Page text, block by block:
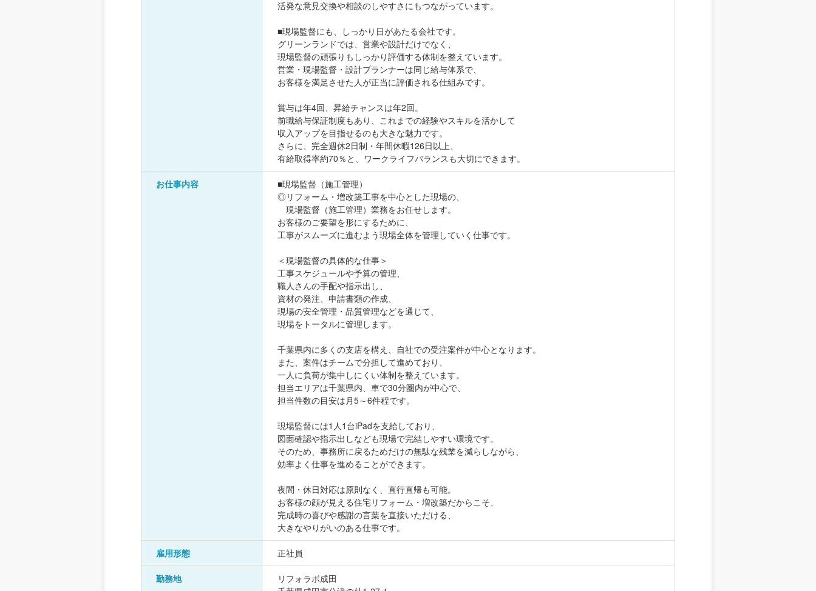
活発な意見交換や相談のしやすさにもつながっています。
■現場監督にも、しっかり日があたる会社です。
グリーンランドでは、営業や設計だけでなく、
現場監督の頑張りもしっかり評価する体制を整えています。
営業・現場監督・設計プランナーは同じ給与体系で、
お客様を満足させた人が正当に評価される仕組みです。
賞与は年4回、昇給チャンスは年2回。
前職給与保証制度もあり、これまでの経験やスキルを活かして
収入アップを目指せるのも大きな魅力です。
さらに、完全週休2日制・年間休暇126日以上、
有給取得率約70％と、ワークライフバランスも大切にできます。
お仕事内容
■現場監督（施工管理）
◎リフォーム・増改築工事を中心とした現場の、
現場監督（施工管理）業務をお任せします。
お客様のご要望を形にするために、
工事がスムーズに進むよう現場全体を管理していく仕事です。
＜現場監督の具体的な仕事＞
工事スケジュールや予算の管理、
職人さんの手配や指示出し、
資材の発注、申請書類の作成、
現場の安全管理・品質管理などを通じて、
現場をトータルに管理します。
千葉県内に多くの支店を構え、自社での受注案件が中心となります。
また、案件はチームで分担して進めており、
一人に負荷が集中しにくい体制を整えています。
担当エリアは千葉県内、車で30分圏内が中心で、
担当件数の目安は月5～6件程です。
現場監督には1人1台iPadを支給しており、
図面確認や指示出しなども現場で完結しやすい環境です。
そのため、事務所に戻るためだけの無駄な残業を減らしながら、
効率よく仕事を進めることができます。
夜間・休日対応は原則なく、直行直帰も可能。
お客様の顔が見える住宅リフォーム・増改築だからこそ、
完成時の喜びや感謝の言葉を直接いただける、
大きなやりがいのある仕事です。
雇用形態 正社員
勤務地
リフォラボ成田